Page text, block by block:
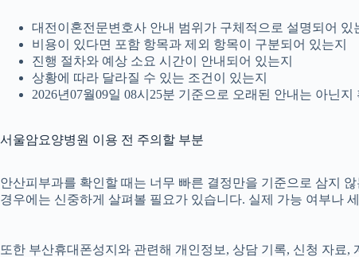
대전이혼전문변호사 안내 범위가 구체적으로 설명되어 있
비용이 있다면 포함 항목과 제외 항목이 구분되어 있는지
진행 절차와 예상 소요 시간이 안내되어 있는지
상황에 따라 달라질 수 있는 조건이 있는지
2026년07월09일 08시25분 기준으로 오래된 안내는 아닌지
서울암요양병원 이용 전 주의할 부분
안산피부과를 확인할 때는 너무 빠른 결정만을 기준으로 삼지
경우에는 신중하게 살펴볼 필요가 있습니다. 실제 가능 여부나
또한 부산휴대폰성지와 관련해 개인정보, 상담 기록, 신청 자료,